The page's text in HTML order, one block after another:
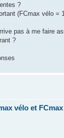
?
(FCmax vélo =
pas à me faire
?
vélo et